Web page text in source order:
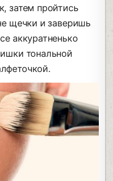
затем пройтись
щечки и заверишь
аккуратненько
тональной